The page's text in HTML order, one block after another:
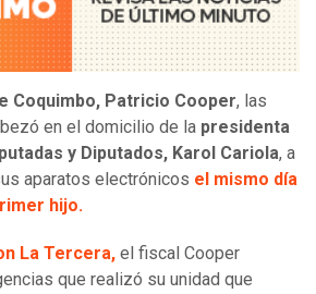
Coquimbo, Patricio Cooper, las
en el domicilio de la presidenta
y Diputados, Karol Cariola, a
aparatos electrónicos el mismo día
hijo.
La Tercera, el fiscal Cooper
que realizó su unidad que